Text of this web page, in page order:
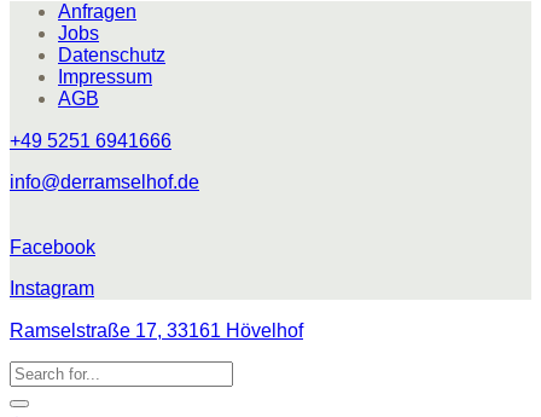
Anfragen
Jobs
Datenschutz
Impressum
AGB
+49 5251 6941666
info@derramselhof.de
Facebook
Instagram
Ramselstraße 17, 33161 Hövelhof